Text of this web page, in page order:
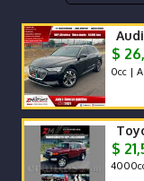
$
0cc |
$